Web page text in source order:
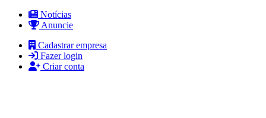
Notícias
Anuncie
Cadastrar empresa
Fazer login
Criar conta